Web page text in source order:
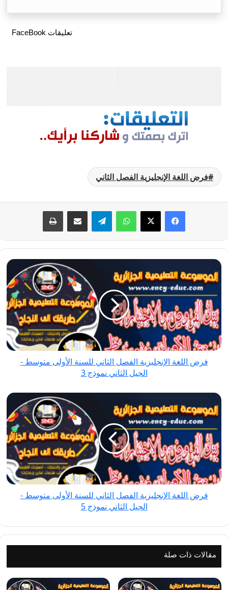
تعليقات FaceBook
فرض اللغة الإنجليزية الفصل الثاني
فيسبوك
‫X واتسابتيلقراممشاركة عبر البريد طباعة
فرض
اللغة
الإنجليزية
الفصل
الثاني
للسنة
الأولى
متوسط
نموذج
3
فرض اللغة الإنجليزية الفصل الثاني للسنة الأولى متوسط -
الجيل الثاني نموذج 3
فرض
اللغة
الإنجليزية
الفصل
الثاني
للسنة
الأولى
متوسط
نموذج
5
فرض اللغة الإنجليزية الفصل الثاني للسنة الأولى متوسط -
الجيل الثاني نموذج 5
مقالات ذات صلة